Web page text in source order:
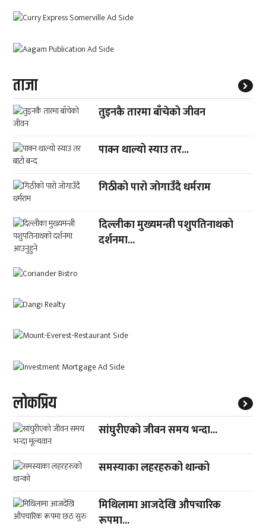
ताजा
तुइनकै तारमा बाँचेको जीवन
पाक्न थाल्यो स्याउ तर...
गिठीको पारो जोगाउँदै धर्मराम
दिल्लीका मुख्यमन्त्री पशुपतिनाथको
दर्शनमा...
लाेकप्रिय
सांघुरीएको जीवन समय भन्दा...
समस्याका लहरहरुको थान्को
मिथिलामा आजदेखि औपचारिक
रूपमा...